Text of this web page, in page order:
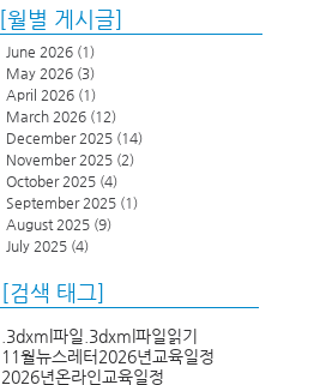
[월별 게시글]
June 2026 (1)
May 2026 (3)
April 2026 (1)
March 2026 (12)
December 2025 (14)
November 2025 (2)
October 2025 (4)
September 2025 (1)
August 2025 (9)
July 2025 (4)
[검색 태그]
.3dxml파일 .3dxml파일읽기
11월뉴스레터2026년교육일정
2026년온라인교육일정